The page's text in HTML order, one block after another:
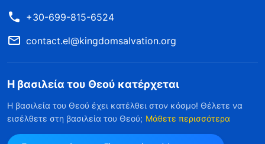
+30-699-815-6524
contact.el@kingdomsalvation.org
Η βασιλεία του Θεού κατέρχεται
Η βασιλεία του Θεού έχει κατέλθει στον κόσμο! Θέλετε να
εισέλθετε στη βασιλεία του Θεού; Μάθετε περισσότερα